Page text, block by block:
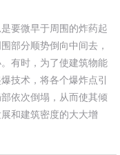
要微早于周围的炸药起
部分顺势倒向中间去，
有时，为了使建筑物能
技术，将各个爆炸点引
依次倒塌，从而使其倾
和建筑密度的大大增